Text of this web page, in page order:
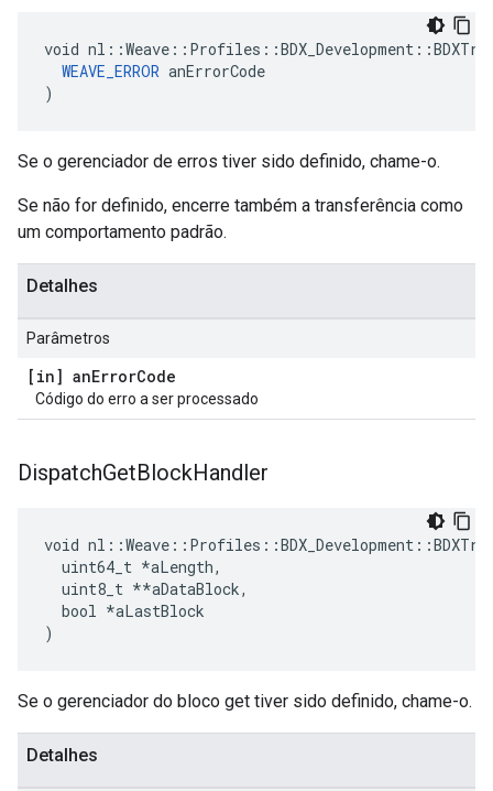
void
WEAVE_ERROR anErrorCode
)
Se o gerenciador de erros tiver sido definido, chame-o.
Se não for definido, encerre também a transferência como
um comportamento padrão.
Detalhes
Parâmetros
[in] anErrorCode
Código do erro a ser processado
DispatchGetBlockHandler
void
  uint64_t
*aLength,
  uint8_t *
*aDataBlock,
  bool *aLastBlock
)
Se o gerenciador do bloco get tiver sido definido, chame-o.
Detalhes